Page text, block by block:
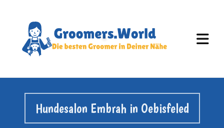
Hundesalon Embrah in Oebisfeled